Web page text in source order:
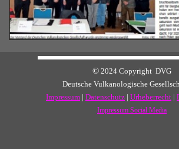
© 2024 Copyright DVG
Deutsche Vulkanologische
Impressum | Datenschutz | Urheberrecht |
Impressum Social Media